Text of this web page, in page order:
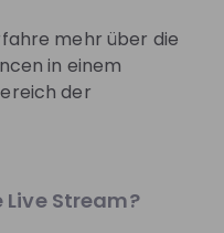
to receive their
live streams!
mehr über die
in einem
der
Stream?